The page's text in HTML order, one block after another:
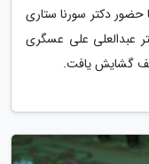
حضور دکتر سورنا ستاری
عبدالعلی علی عسگری
گشایش یافت.